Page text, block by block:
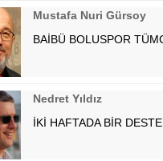
Mustafa Nuri Gürsoy
BAİBÜ BOLUSPOR
Nedret Yıldız
İKİ HAFTADA BİR